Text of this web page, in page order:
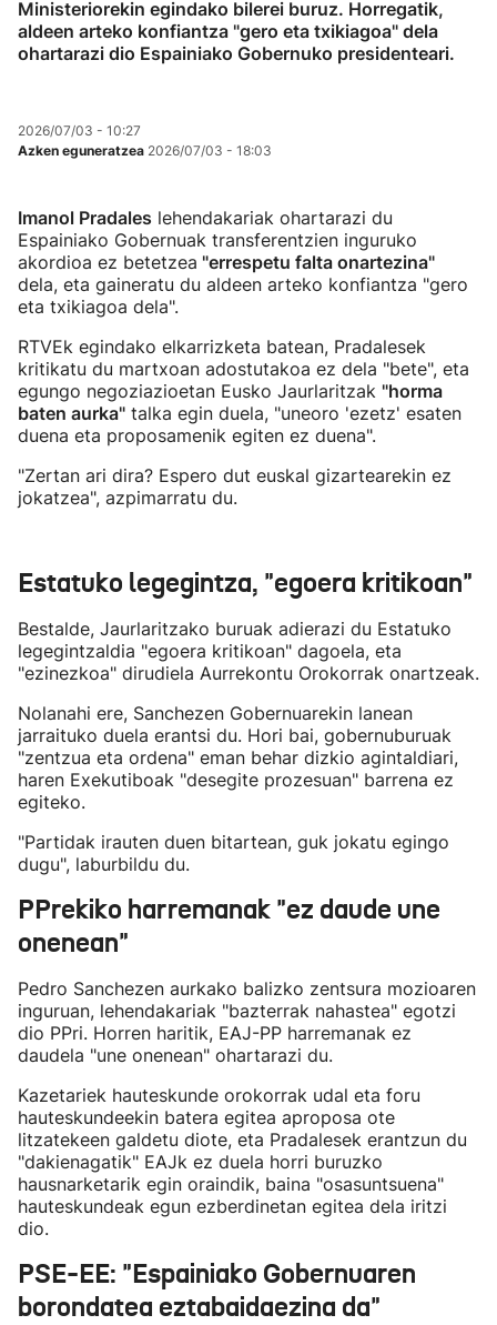
Ministeriorekin egindako bilerei buruz. Horregatik,
aldeen arteko konfiantza "gero eta txikiagoa" dela
ohartarazi dio Espainiako Gobernuko presidenteari.
2026/07/03 - 10:27
Azken eguneratzea 2026/07/03 - 18:03
Imanol Pradales lehendakariak ohartarazi du
Espainiako Gobernuak transferentzien inguruko
akordioa ez betetzea "errespetu falta onartezina"
dela, eta gaineratu du aldeen arteko konfiantza "gero
eta txikiagoa dela".
RTVEk egindako elkarrizketa batean, Pradalesek
kritikatu du martxoan adostutakoa ez dela "bete", eta
egungo negoziazioetan Eusko Jaurlaritzak "horma
baten aurka" talka egin duela, "uneoro 'ezetz' esaten
duena eta proposamenik egiten ez duena".
"Zertan ari dira? Espero dut euskal gizartearekin ez
jokatzea", azpimarratu du.
Estatuko legegintza, "egoera kritikoan"
Bestalde, Jaurlaritzako buruak adierazi du Estatuko
legegintzaldia "egoera kritikoan" dagoela, eta
"ezinezkoa" dirudiela Aurrekontu Orokorrak onartzeak.
Nolanahi ere, Sanchezen Gobernuarekin lanean
jarraituko duela erantsi du. Hori bai, gobernuburuak
"zentzua eta ordena" eman behar dizkio agintaldiari,
haren Exekutiboak "desegite prozesuan" barrena ez
egiteko.
"Partidak irauten duen bitartean, guk jokatu egingo
dugu", laburbildu du.
PPrekiko harremanak "ez daude une
onenean"
Pedro Sanchezen aurkako balizko zentsura mozioaren
inguruan, lehendakariak "bazterrak nahastea" egotzi
dio PPri. Horren haritik, EAJ-PP harremanak ez
daudela "une onenean" ohartarazi du.
Kazetariek hauteskunde orokorrak udal eta foru
hauteskundeekin batera egitea aproposa ote
litzatekeen galdetu diote, eta Pradalesek erantzun du
"dakienagatik" EAJk ez duela horri buruzko
hausnarketarik egin oraindik, baina "osasuntsuena"
hauteskundeak egun ezberdinetan egitea dela iritzi
dio.
PSE-EE: "Espainiako Gobernuaren
borondatea eztabaidaezina da"